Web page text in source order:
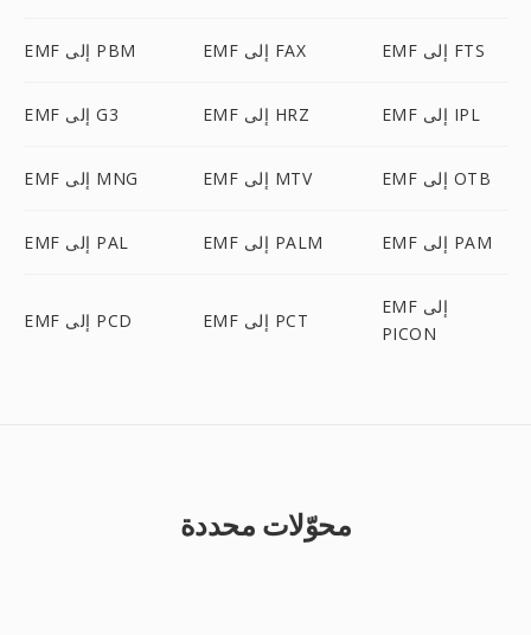
EMF إلى PBM EMF إلى FAX EMF إلى FTS
EMF إلى G3 EMF إلى HRZ EMF إلى IPL
EMF إلى MNG EMF إلى MTV EMF إلى OTB
EMF إلى PAL EMF إلى PALM EMF إلى PAM
EMF إلى PCD EMF إلى PCT
EMF إلى
PICON
محوّلات محددة